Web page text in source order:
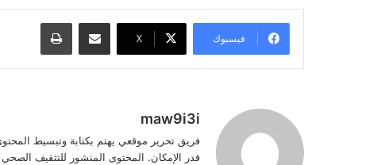
فيسبوك ‫X
مشاركة عبر البريد طباعة
maw9i3i
فريق تحرير موقعي يهتم بكتابة وتبسيط
قدر الإمكان. المحتوى المنشور للتثقيف